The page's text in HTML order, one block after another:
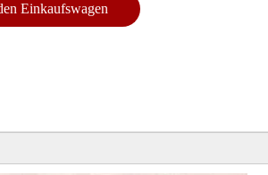
Einkaufswagen